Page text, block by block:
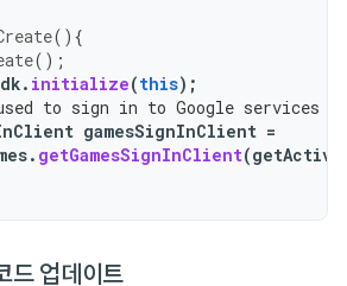
(){
();
. initialize(this);
to sign in to Google services
gamesSignInClient =
. getGamesSignInClient(
드 업데이트